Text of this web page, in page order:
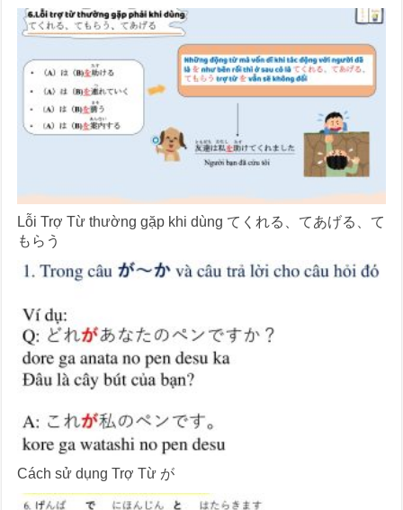
Lỗi Trợ Từ thường gặp khi dùng てくれる、てあげる、て
もらう
Cách sử dụng Trợ Từ が